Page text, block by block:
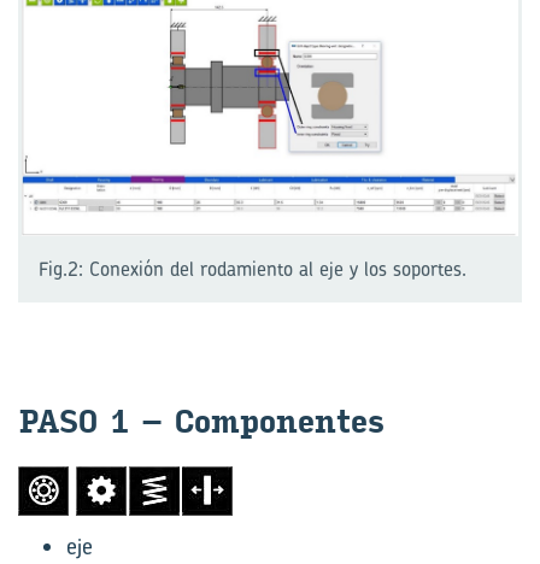
Fig.2: Conexión del rodamiento al eje y los soportes.
PASO 1 – Com­po­nen­tes
eje